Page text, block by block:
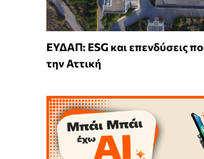
ΕΥΔΑΠ: ESG και επενδύσεις
την Αττική